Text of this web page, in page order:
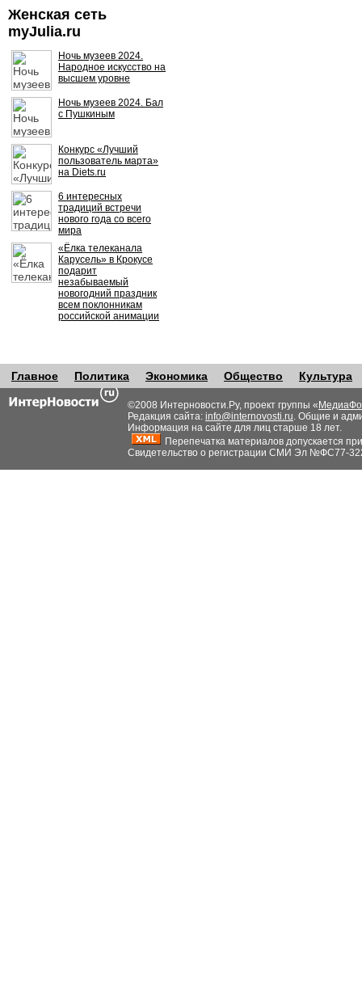
Женская сеть
myJulia.ru
Ночь музеев 2024.
Народное искусство на
высшем уровне
Ночь музеев 2024. Бал
с Пушкиным
Конкурс «Лучший
пользователь марта»
на Diets.ru
6 интересных
традиций встречи
нового года со всего
мира
«Ёлка телеканала
Карусель» в Крокусе
подарит
незабываемый
новогодний праздник
всем поклонникам
российской анимации
Главное Политика Экономика Общество Культура
©2008 Интерновости.Ру, проект группы «
Редакция сайта: info@internovosti.ru. Общие и
Информация на сайте для лиц старше 18 лет.
Перепечатка материалов допускается
Свидетельство о регистрации СМИ Эл №ФС77-